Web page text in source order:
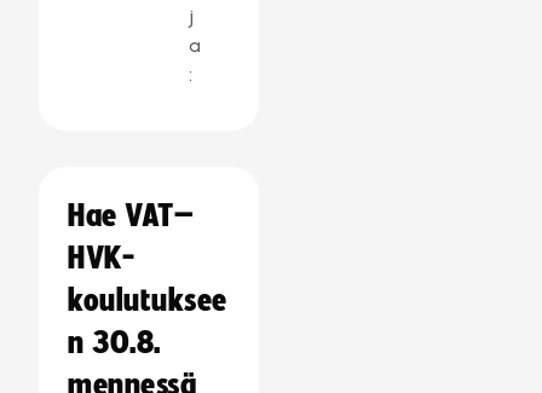
j
a
:
Hae VAT–
HVK-
koulutuksee
n 30.8.
mennessä